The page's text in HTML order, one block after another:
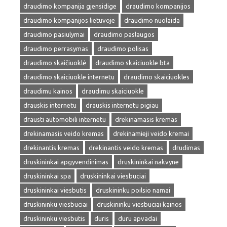
draudimo kompanija gjensidige
draudimo kompanijos
draudimo kompanijos lietuvoje
draudimo nuolaida
draudimo pasiulymai
draudimo paslaugos
draudimo perrasymas
draudimo polisas
draudimo skaičiuoklė
draudimo skaiciuokle bta
draudimo skaiciuokle internetu
draudimo skaiciuokles
draudimu kainos
draudimu skaiciuokle
drauskis internetu
drauskis internetu pigiau
drausti automobili internetu
drekinamasis kremas
drekinamasis veido kremas
drekinamieji veido kremai
drekinantis kremas
drekinantis veido kremas
drudimas
druskininkai apgyvendinimas
druskininkai nakvyne
druskininkai spa
druskininkai viesbuciai
druskininkai viesbutis
druskininku poilsio namai
druskininku viesbuciai
druskininku viesbuciai kainos
druskininku viesbutis
duris
duru apvadai